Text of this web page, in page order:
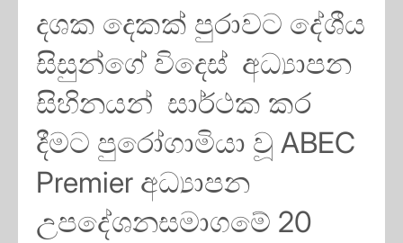
දශක දෙකක් පුරාවට දේශීය
සිසුන්ගේ විදෙස් අධ්‍යාපන
සිහිනයන් සාර්ථක කර
දීමට පුරෝගාමියා වූ ABEC
Premier අධ්‍යාපන
උපදේශනසමාගමේ 20